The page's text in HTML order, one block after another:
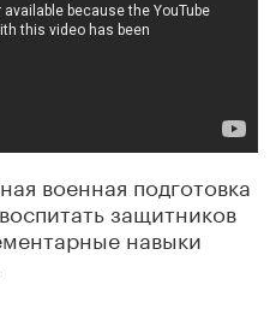
военная подготовка
защитников
навыки